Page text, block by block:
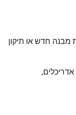
מבנה חדש או תיקון